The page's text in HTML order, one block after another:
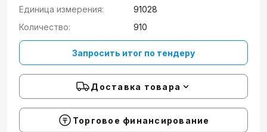
Единица измерения:
91028
Количество:
910
Запросить итог по тендеру
Доставка товара
Торговое финансирование